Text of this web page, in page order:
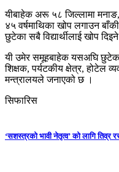
यीबाहेक अरू ५८ जिल्लामा
४५ वर्षमाथिका खोप लगाउन
छुटेका सबै विद्यार्थीलाई खोप
यी उमेर समूहबाहेक यसअघि
शिक्षक, पर्यटकीय क्षेत्र, होटेल
मन्त्रालयले जनाएको छ ।
सिफारिस
‘सशस्त्रको भावी नेतृत्व’ को लागि तिव्र